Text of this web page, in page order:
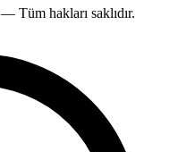
— Tüm hakları saklıdır.